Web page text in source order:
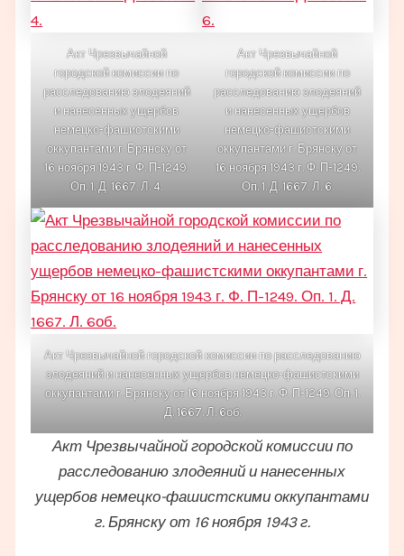
Акт Чрезвычайной
городской комиссии по
расследованию злодеяний
и нанесенных ущербов
немецко-фашистскими
оккупантами г. Брянску от
16 ноября 1943 г. Ф. П-1249.
Оп. 1. Д. 1667. Л. 4.
Акт Чрезвычайной
городской комиссии по
расследованию злодеяний
и нанесенных ущербов
немецко-фашистскими
оккупантами г. Брянску от
16 ноября 1943 г. Ф. П-1249.
Оп. 1. Д. 1667. Л. 6.
Акт Чрезвычайной городской комиссии по расследованию
злодеяний и нанесенных ущербов немецко-фашистскими
оккупантами г. Брянску от 16 ноября 1943 г. Ф. П-1249. Оп. 1.
Д. 1667. Л. 6об.
Акт Чрезвычайной городской комиссии по
расследованию злодеяний и нанесенных
ущербов немецко-фашистскими оккупантами
г. Брянску от 16 ноября 1943 г.